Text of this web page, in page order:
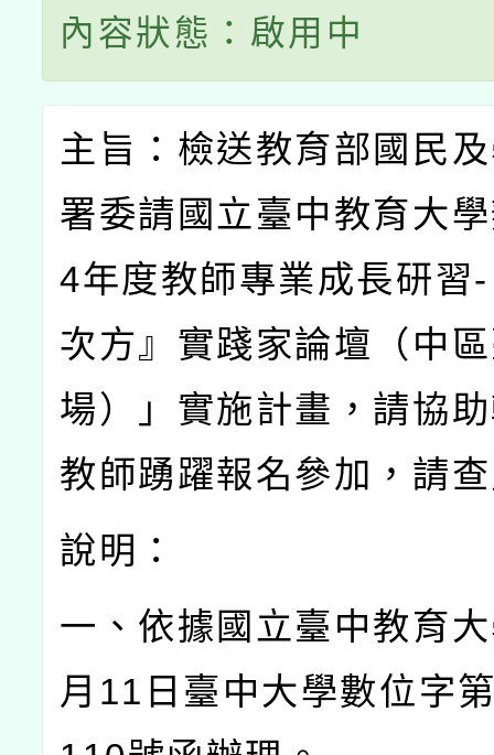
內容狀態：啟用中
主旨：檢送教育部國民
署委請國立臺中教育大
4年度教師專業成長研習-
次方』實踐家論壇（中
場）」實施計畫，請協
教師踴躍報名參加，請
說明：
一、依據國立臺中教育
月 11 日臺中大學數位字